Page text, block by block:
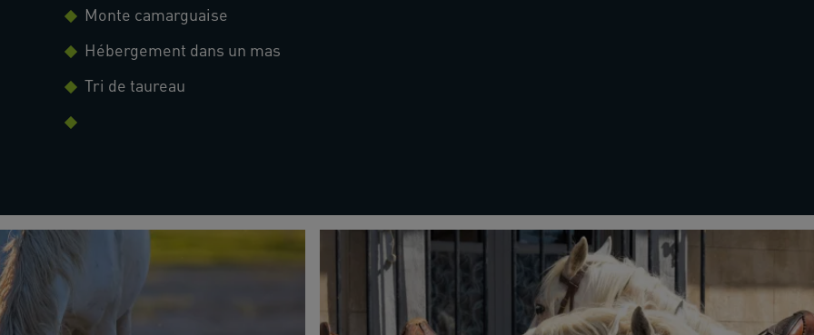
Monte camarguaise
Hébergement dans un mas
Tri de taureau